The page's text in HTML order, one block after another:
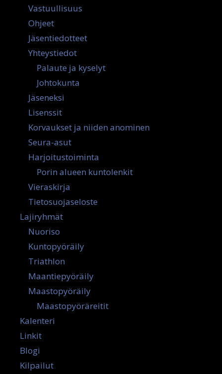
Vastuullisuus
Ohjeet
Jäsentiedotteet
Yhteystiedot
Palaute ja kyselyt
Johtokunta
Jäseneksi
Lisenssit
Korvaukset ja niiden anominen
Seura-asut
Harjoitustoiminta
Porin alueen kuntolenkit
Vieraskirja
Tietosuojaseloste
Lajiryhmät
Nuoriso
Kuntopyöräily
Triathlon
Maantiepyöräily
Maastopyöräily
Maastopyöräreitit
Kalenteri
Linkit
Blogi
Kilpailut